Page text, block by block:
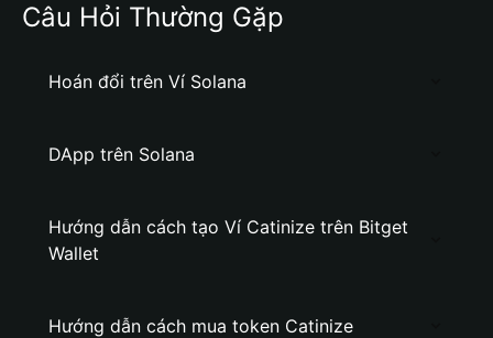
Câu Hỏi Thường Gặp
Hoán đổi trên Ví Solana
DApp trên Solana
Hướng dẫn cách tạo Ví Catinize trên Bitget
Wallet
Hướng dẫn cách mua token Catinize